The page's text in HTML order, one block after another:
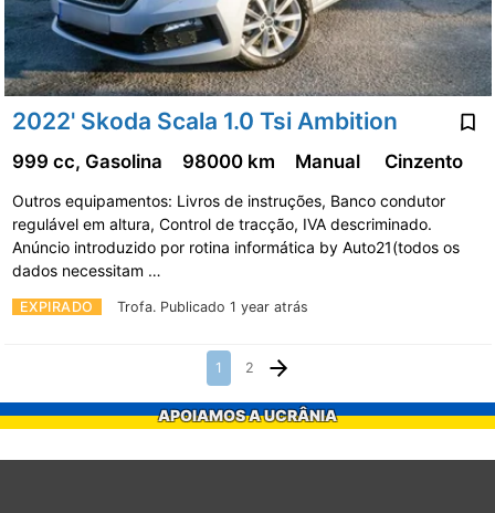
2022' Skoda Scala 1.0 Tsi Ambition
EXPIRADO Trofa. Publicado 1 year atrás
999 cc, Gasolina 98000 km Manual Cinzento
Outros equipamentos: Livros de instruções, Banco condutor
regulável em altura, Control de tracção, IVA descriminado.
Anúncio introduzido por rotina informática by Auto21(todos os
dados necessitam …
1 2
APOIAMOS A UCRÂNIA